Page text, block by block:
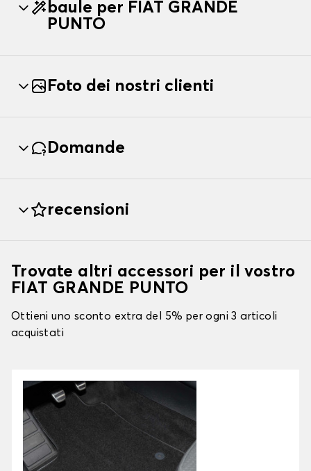
baule per FIAT GRANDE
PUNTO
Foto dei nostri clienti
Domande
recensioni
Trovate altri accessori per il vostro
FIAT GRANDE PUNTO
Ottieni uno sconto extra del 5% per ogni 3 articoli
acquistati